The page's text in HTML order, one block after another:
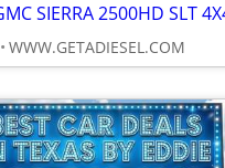
WWW.GETADIESEL.COM